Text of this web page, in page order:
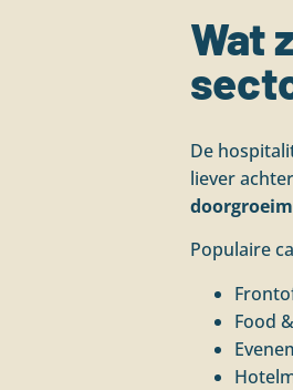
Wat
De
liever
Populaire
Food